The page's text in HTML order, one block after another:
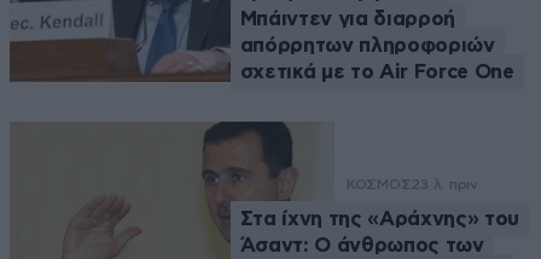
Μπάιντεν για διαρροή
απόρρητων πληροφοριών
σχετικά με το Air Force One
ΚΟΣΜΟΣ23 λ. πριν
Στα ίχνη της «Αράχνης» του
Άσαντ: Ο άνθρωπος των